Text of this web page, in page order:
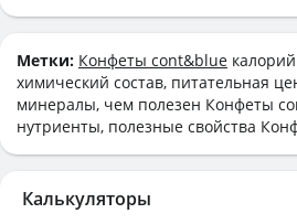
Метки: Конфеты cont&blue
химический состав, питательная
минералы, чем полезен Конфеты
нутриенты, полезные свойства
Калькуляторы